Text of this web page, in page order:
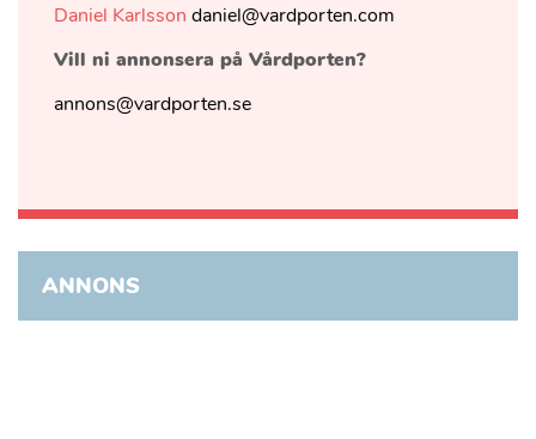
Daniel Karlsson daniel@vardporten.com
Vill ni annonsera på Vårdporten?
annons@vardporten.se
ANNONS